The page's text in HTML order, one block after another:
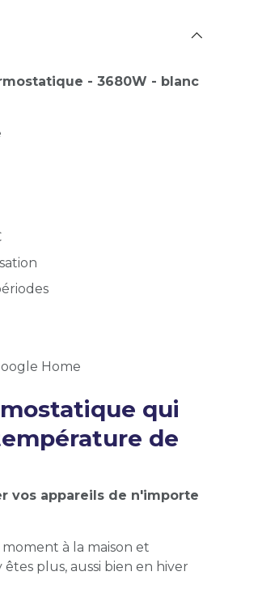
- 3680W - blanc
Home
qui
de
vos appareils de n'importe
à la maison et
plus, aussi bien en hiver